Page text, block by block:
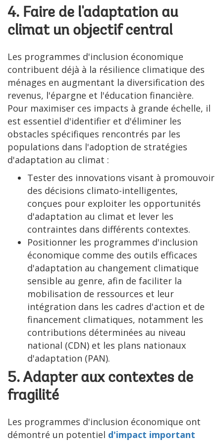
4. Faire de l'adaptation au
climat un objectif central
Les programmes d'inclusion économique
contribuent déjà à la résilience climatique des
ménages en augmentant la diversification des
revenus, l'épargne et l'éducation financière.
Pour maximiser ces impacts à grande échelle, il
est essentiel d'identifier et d'éliminer les
obstacles spécifiques rencontrés par les
populations dans l'adoption de stratégies
d'adaptation au climat :
Tester des innovations visant à promouvoir
des décisions climato-intelligentes,
conçues pour exploiter les opportunités
d'adaptation au climat et lever les
contraintes dans différents contextes.
Positionner les programmes d'inclusion
économique comme des outils efficaces
d'adaptation au changement climatique
sensible au genre, afin de faciliter la
mobilisation de ressources et leur
intégration dans les cadres d'action et de
financement climatiques, notamment les
contributions déterminées au niveau
national (CDN) et les plans nationaux
d'adaptation (PAN).
5. Adapter aux contextes de
fragilité
Les programmes d'inclusion économique ont
démontré un potentiel d'impact important